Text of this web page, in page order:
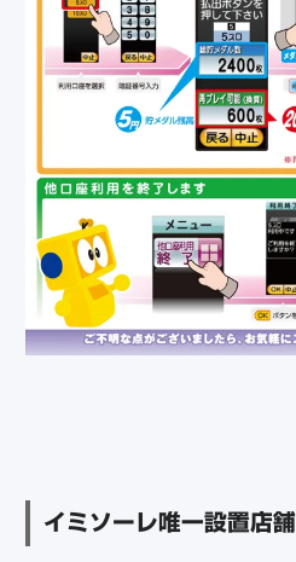
イミソーレ唯一設置店舗